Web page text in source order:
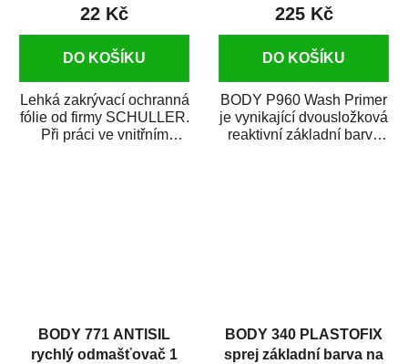
22 Kč
DO KOŠÍKU
Lehká zakrývací ochranná
fólie od firmy SCHULLER.
Při práci ve vnitřním
225 Kč
DO KOŠÍKU
BODY P960 Wash Primer
je vynikající dvousložková
reaktivní základní barva
BODY 771 ANTISIL
rychlý odmašťovač 1
BODY 340 PLASTOFIX
sprej základní barva na